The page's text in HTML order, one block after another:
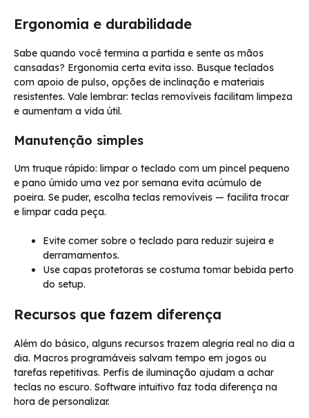
Ergonomia e durabilidade
Sabe quando você termina a partida e sente as mãos
cansadas? Ergonomia certa evita isso. Busque teclados
com apoio de pulso, opções de inclinação e materiais
resistentes. Vale lembrar: teclas removíveis facilitam limpeza
e aumentam a vida útil.
Manutenção simples
Um truque rápido: limpar o teclado com um pincel pequeno
e pano úmido uma vez por semana evita acúmulo de
poeira. Se puder, escolha teclas removíveis — facilita trocar
e limpar cada peça.
Evite comer sobre o teclado para reduzir sujeira e
derramamentos.
Use capas protetoras se costuma tomar bebida perto
do setup.
Recursos que fazem diferença
Além do básico, alguns recursos trazem alegria real no dia a
dia. Macros programáveis salvam tempo em jogos ou
tarefas repetitivas. Perfis de iluminação ajudam a achar
teclas no escuro. Software intuitivo faz toda diferença na
hora de personalizar.